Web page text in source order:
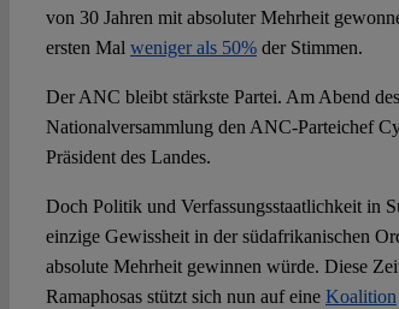
von 30 Jahren mit absoluter Mehrheit
ersten Mal weniger als 50%der Stimmen.
Der ANC bleibt stärkste Partei. Am Abend
Nationalversammlung den ANC-Parteichef
Präsident des Landes.
Doch Politik und Verfassungsstaatlichkeit in
einzige Gewissheit in der südafrikanischen
absolute Mehrheit gewinnen würde. Diese
Ramaphosas stützt sich nun auf eine Koalition